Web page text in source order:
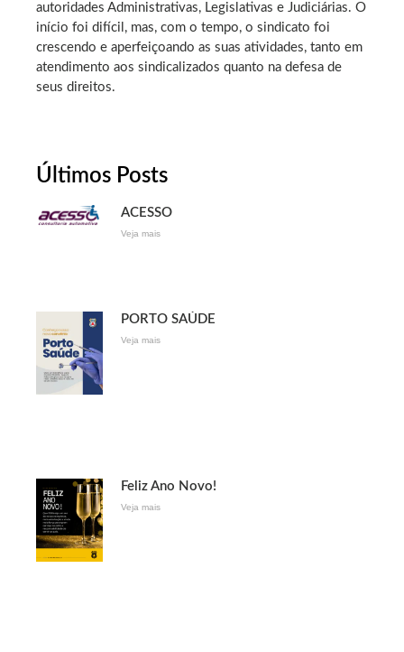
autoridades Administrativas, Legislativas e Judiciárias. O
início foi difícil, mas, com o tempo, o sindicato foi
crescendo e aperfeiçoando as suas atividades, tanto em
atendimento aos sindicalizados quanto na defesa de
seus direitos.
Últimos Posts
ACESSO
Veja mais
PORTO SAÚDE
Veja mais
Feliz Ano Novo!
Veja mais